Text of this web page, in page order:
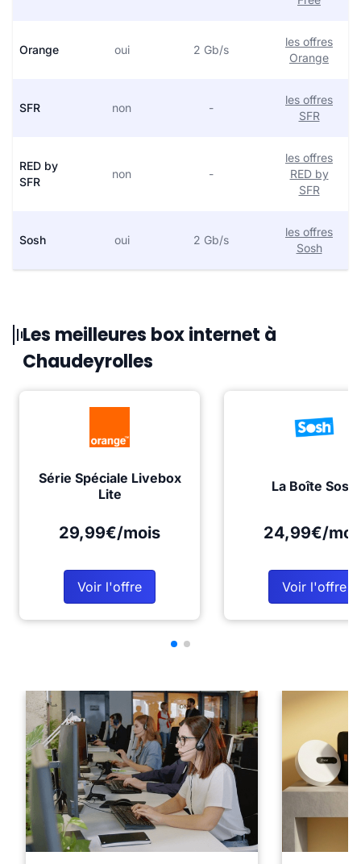
Orange oui 2 Gb/s
les offres
Orange
SFR non -
les offres
SFR
RED by
SFR
non -
les offres
RED by
SFR
Sosh oui 2 Gb/s
les offres
Sosh
Les meilleures box internet à
Chaudeyrolles
Série Spéciale Livebox
Lite
29,99€/mois
Voir l'offre
La Boîte Sosh
24,99€/
Voir l'offre